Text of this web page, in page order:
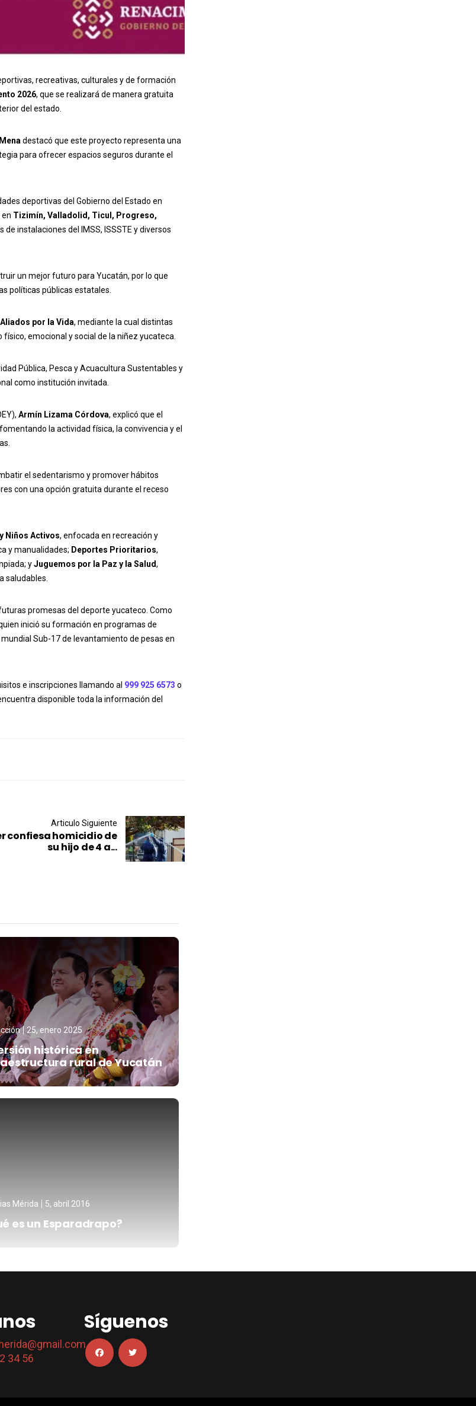
recreativas, culturales y de formación
2026, que se realizará de manera gratuita
del estado.
destacó que este proyecto representa una
para ofrecer espacios seguros durante el
deportivas del Gobierno del Estado en
en Tizimín, Valladolid, Ticul, Progreso,
de instalaciones del IMSS, ISSSTE y diversos
un mejor futuro para Yucatán, por lo que
políticas públicas estatales.
Aliados por la Vida, mediante la cual distintas
emocional y social de la niñez yucateca.
Pública, Pesca y Acuacultura Sustentables y
como institución invitada.
Armín Lizama Córdova, explicó que el
la actividad física, la convivencia y el
el sedentarismo y promover hábitos
con una opción gratuita durante el receso
Niños Activos, enfocada en recreación y
y manualidades; Deportes Prioritarios,
yJuguemos por la Paz y la Salud,
saludables.
promesas del deporte yucateco. Como
inició su formación en programas de
Sub-17 de levantamiento de pesas en
e inscripciones llamando al 999 925 6573 o
disponible toda la información del
Articulo Siguiente
confiesa homicidio de
su hijo de 4 a...
25, enero 2025
histórica en
rural de Yucatán
Mérida 5, abril 2016
es un Esparadrapo?
34 56
Síguenos